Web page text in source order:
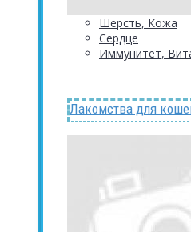
Шерсть, Кожа
Сердце
Иммунитет,
Лакомства для